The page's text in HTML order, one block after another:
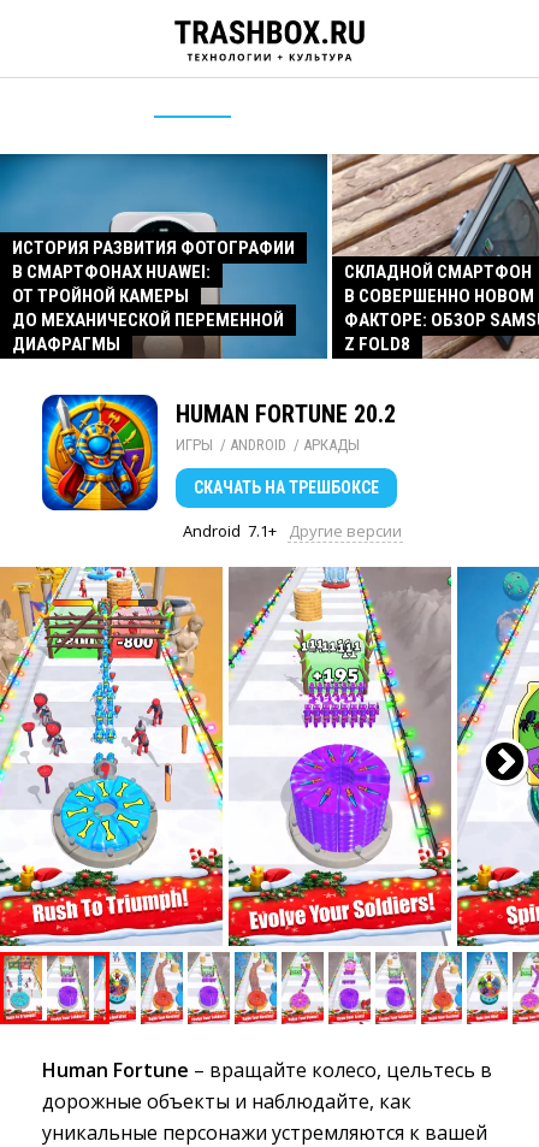
ИСТОРИЯ РАЗВИТИЯ ФОТОГРАФИИ
В СМАРТФОНАХ HUAWEI:
ОТ ТРОЙНОЙ КАМЕРЫ
ДО МЕХАНИЧЕСКОЙ ПЕРЕМЕННОЙ
ДИАФРАГМЫ
СКЛАДНОЙ СМАРТФОН
В СОВЕРШЕННО
ФАКТОРЕ: ОБЗОР
Z FOLD8
HUMAN FORTUNE 20.2
ИГРЫ / ANDROID / АРКАДЫ
СКАЧАТЬ НА ТРЕШБОКСЕ
Android 7.1+ Другие версии
Human Fortune – вращайте колесо, цельтесь в
дорожные объекты и наблюдайте, как
уникальные персонажи устремляются к вашей